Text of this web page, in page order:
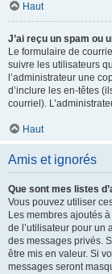
Haut
J’ai reçu un spam ou
Le formulaire de
suivre les utilisateurs
l’administrateur une
d’inclure les en-têtes
courriel).
Haut
Amis et ignorés
Que sont mes listes
Vous pouvez utiliser
Les membres ajoutés
de l’utilisateur pour un
des messages privés.
être mis en valeur. Si
messages seront